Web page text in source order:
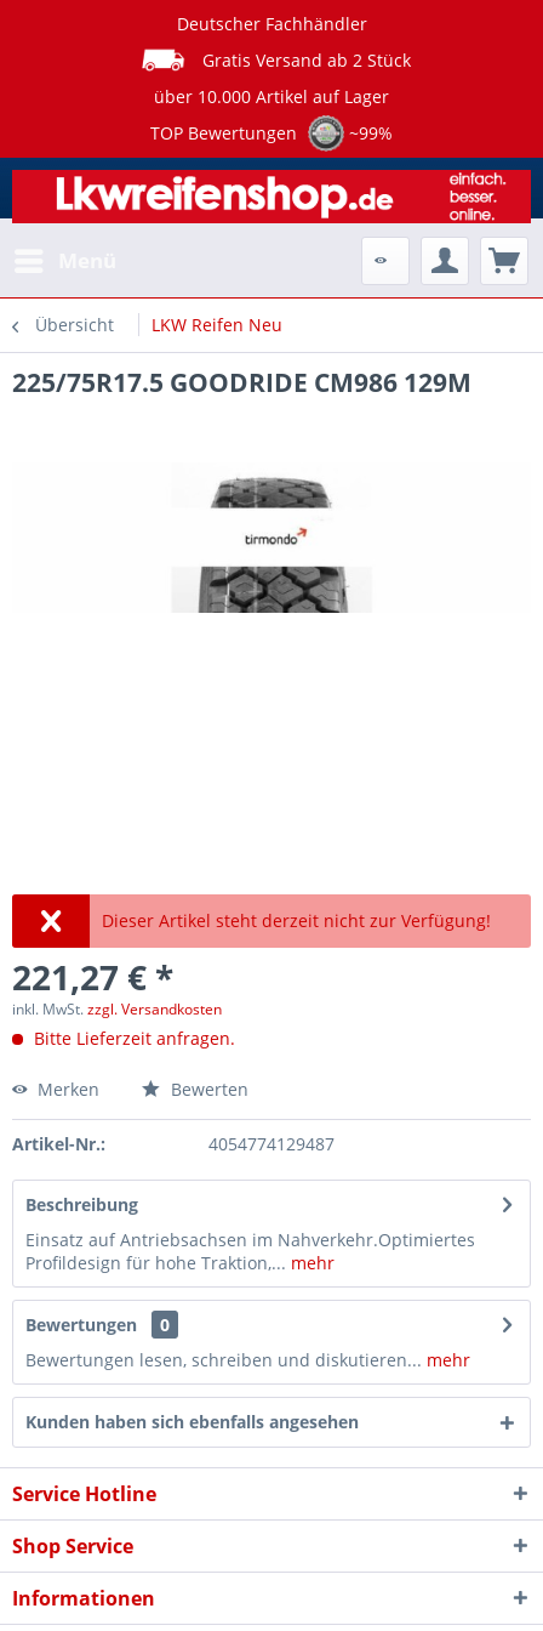
Deutscher Fachhändler
Gratis Versand ab 2 Stück
über 10.000 Artikel auf Lager
TOP Bewertungen
~99%
Übersicht LKW Reifen Neu
225/75R17.5 GOODRIDE CM986 129M
Dieser Artikel steht derzeit nicht zur Verfügung!
221,27 € *
inkl. MwSt.zzgl. Versandkosten
Bitte Lieferzeit anfragen.
Merken Bewerten
Artikel-Nr.: 4054774129487
Beschreibung
Einsatz auf Antriebsachsen im Nahverkehr.Optimiertes
Profildesign für hohe Traktion,... mehr
Bewertungen
0
Bewertungen lesen, schreiben und diskutieren... mehr
Kunden haben sich ebenfalls angesehen
Service Hotline
Shop Service
Informationen